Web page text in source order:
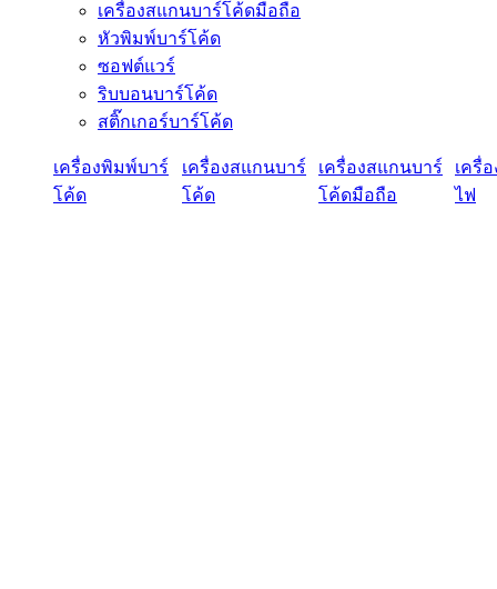
เครื่องสแกนบาร์โค้ดมือถือ
หัวพิมพ์บาร์โค้ด
ซอฟต์แวร์
ริบบอนบาร์โค้ด
สติ๊กเกอร์บาร์โค้ด
เครื่องพิมพ์บาร์
โค้ด
เครื่องสแกนบาร์
โค้ด
เครื่องสแกนบาร์
โค้ดมือถือ
เครื่
ไฟ